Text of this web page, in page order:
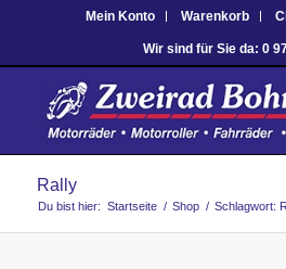
Mein Konto Warenkorb
Wir sind für Sie da: 0
Rally
Du bist hier: Startseite / Shop / Schlagwort: